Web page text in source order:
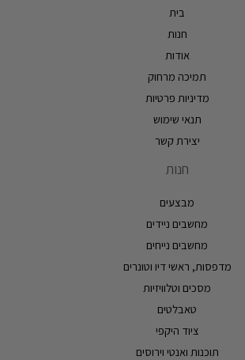
בית
חנות
אודות
תמיכה מרחוק
מדיניות פרטיות
תנאי שימוש
יצירת קשר
חנות
מבצעים
מחשבים ניידים
מחשבים נייחים
מדפסות, ראשי דיו וטונרים
מסכים וטלוויזיות
טאבלטים
ציוד היקפי
תוכנות ואנטי וירוסים